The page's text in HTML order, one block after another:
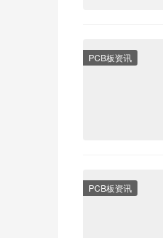
PCB板资讯
PCB板资讯